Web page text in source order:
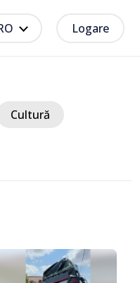
Logare
Cultură